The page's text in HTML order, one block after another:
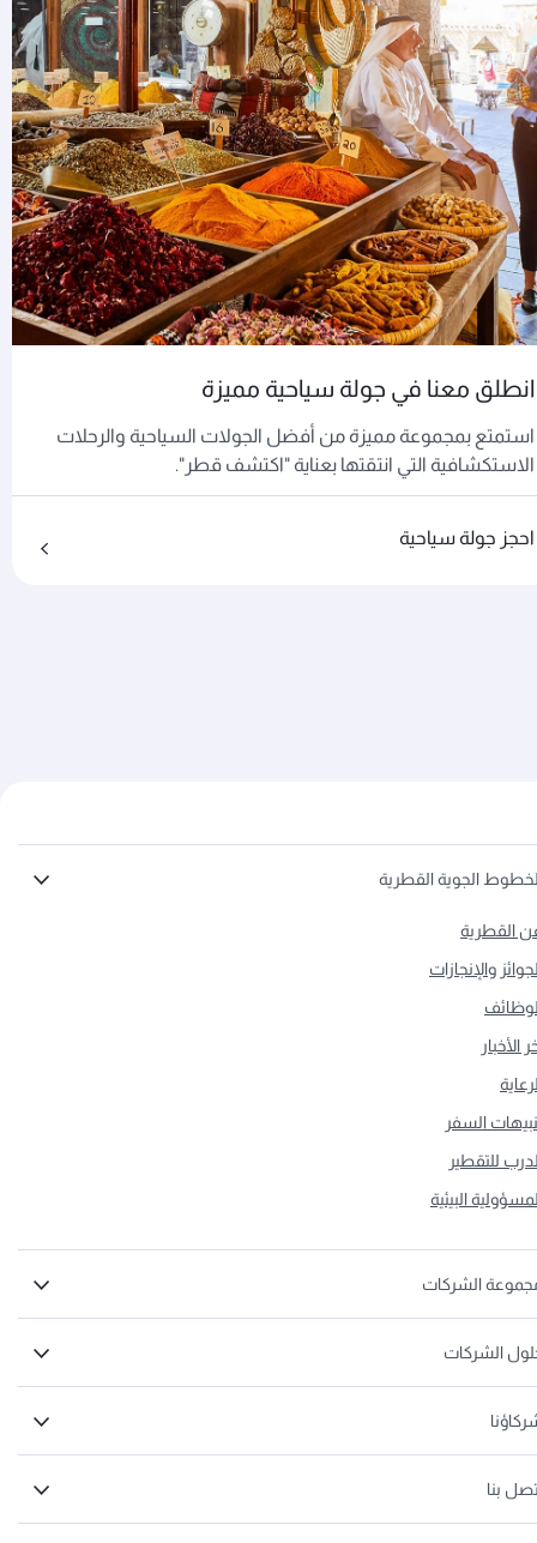
انطلق معنا في جولة سياحية مميزة
استمتع بمجموعة مميزة من أفضل الجولات السياحية والرحلات
الاستكشافية التي انتقتها بعناية "اكتشف قطر".
احجز جولة سياحية
الجوية القطرية
القطرية
والإنجازات
الأخبار
السفر
للتقطير
البيئية
الشركات
الشركات
بنا